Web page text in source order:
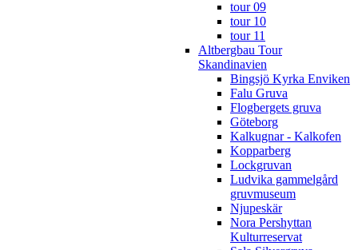
tour 09
tour 10
tour 11
Altbergbau Tour
Skandinavien
Bingsjö Kyrka Enviken
Falu Gruva
Flogbergets gruva
Göteborg
Kalkugnar - Kalkofen
Kopparberg
Lockgruvan
Ludvika gammelgård
gruvmuseum
Njupeskär
Nora Pershyttan
Kulturreservat